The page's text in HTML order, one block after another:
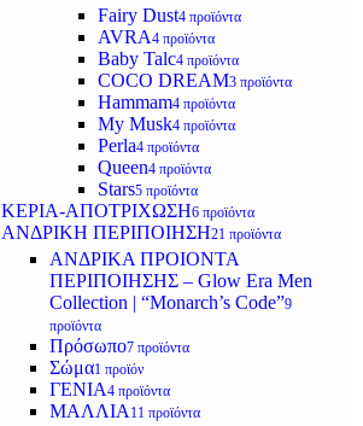
Fairy Dust4 προϊόντα
AVRA4 προϊόντα
Baby Talc4 προϊόντα
COCO DREAM3 προϊόντα
Hammam4 προϊόντα
My Musk4 προϊόντα
Perla4 προϊόντα
Queen4 προϊόντα
Stars5 προϊόντα
ΚΕΡΙΑ-ΑΠΟΤΡΙΧΩΣΗ6 προϊόντα
ΑΝΔΡΙΚΗ ΠΕΡΙΠΟΙΗΣΗ21 προϊόντα
ΑΝΔΡΙΚΑ ΠΡΟΙΟΝΤΑ
ΠΕΡΙΠΟΙΗΣΗΣ – Glow Era Men
Collection | “Monarch’s Code”9
προϊόντα
Πρόσωπο7 προϊόντα
Σώμα1 προϊόν
ΓΕΝΙΑ4 προϊόντα
ΜΑΛΛΙΑ 11 προϊόντα